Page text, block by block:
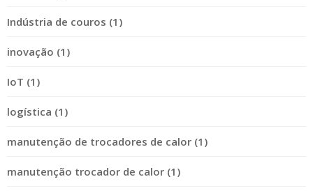
Indústria de couros (1)
inovação (1)
IoT (1)
logística (1)
manutenção de trocadores de calor (1)
manutenção trocador de calor (1)